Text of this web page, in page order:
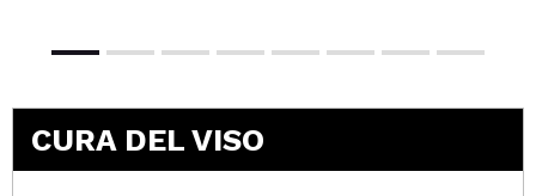
CURA DEL VISO